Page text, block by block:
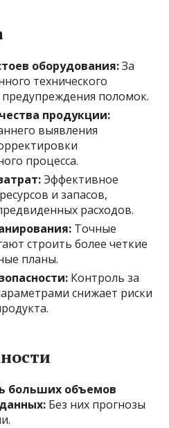
оборудования:За
технического
поломок.
продукции:
выявления
процесса.
Эффективное
и запасов,
расходов.
Точные
строить более четкие
планы.
Контроль за
снижает риски
больших объемов
Без них прогнозы